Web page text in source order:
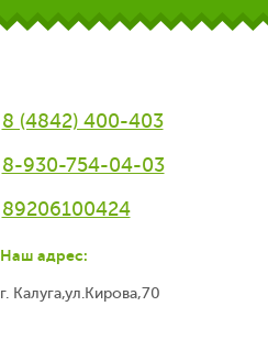
8 (4842) 400-403
8-930-754-04-03
89206100424
Наш адрес:
г. Калуга,ул.Кирова,70